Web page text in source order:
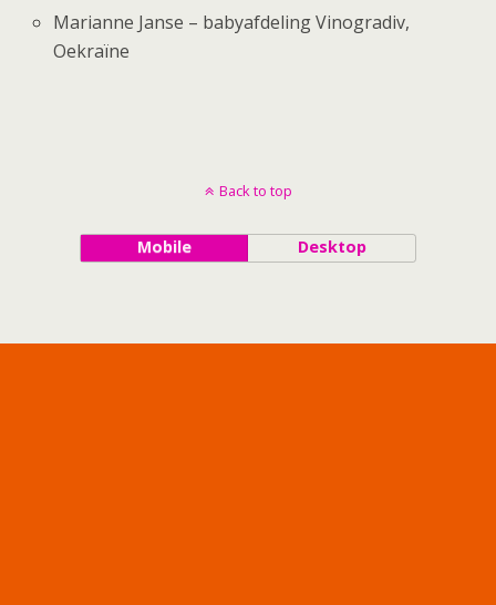
Marianne Janse – babyafdeling Vinogradiv,
Oekraïne
Back to top
Mobile Desktop